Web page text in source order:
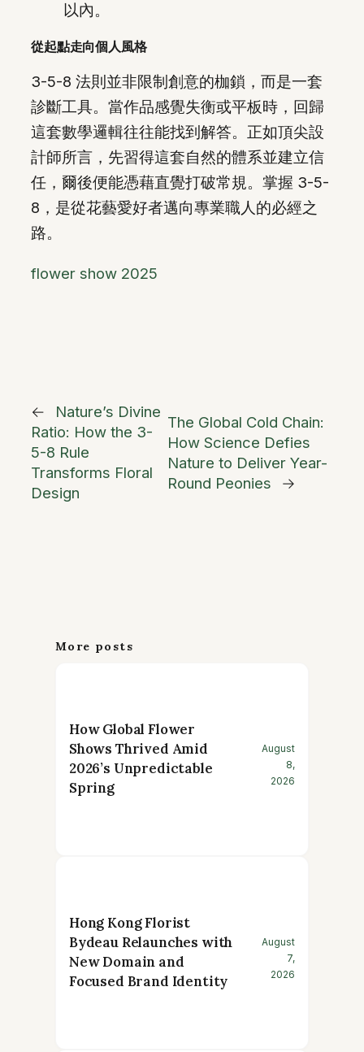
以內。
從起點走向個人風格
3-5-8 法則並非限制創意的枷鎖，而是一套
診斷工具。當作品感覺失衡或平板時，回歸
這套數學邏輯往往能找到解答。正如頂尖設
計師所言，先習得這套自然的體系並建立信
任，爾後便能憑藉直覺打破常規。掌握 3-5-
8，是從花藝愛好者邁向專業職人的必經之
路。
flower show 2025
←
Nature’s Divine
Ratio: How the 3-
5-8 Rule
Transforms Floral
Design
The Global Cold Chain:
How Science Defies
Nature to Deliver Year-
Round Peonies
→
More posts
How Global Flower
Shows Thrived Amid
2026’s Unpredictable
Spring
August
8,
2026
Hong Kong Florist
Bydeau Relaunches with
New Domain and
Focused Brand Identity
August
7,
2026